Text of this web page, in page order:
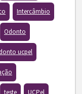
Intercâmbio
Odonto
ucpel
teste UCPel